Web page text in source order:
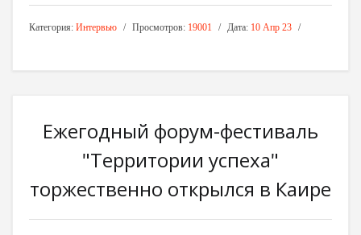
Категория: Интервью Просмотров: 19001 Дата: 10 Апр 23
Ежегодный форум-фестиваль
"Территории успеха"
торжественно открылся в Каире